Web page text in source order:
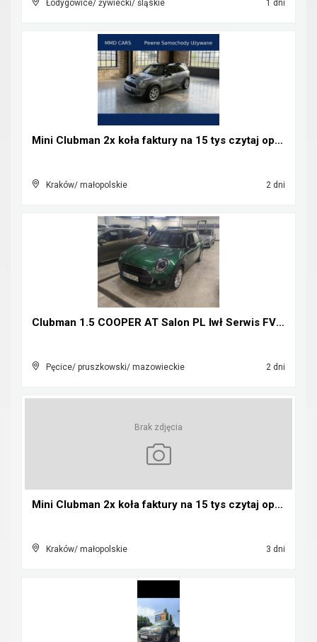
Łodygowice/ żywiecki/ śląskie 1 dni
Mini Clubman 2x koła faktury na 15 tys czytaj opis...
Kraków/ małopolskie 2 dni
Clubman 1.5 COOPER AT Salon PL Iwł Serwis FV23%
Pęcice/ pruszkowski/ mazowieckie 2 dni
Brak zdjęcia
Mini Clubman 2x koła faktury na 15 tys czytaj opis...
Kraków/ małopolskie 3 dni